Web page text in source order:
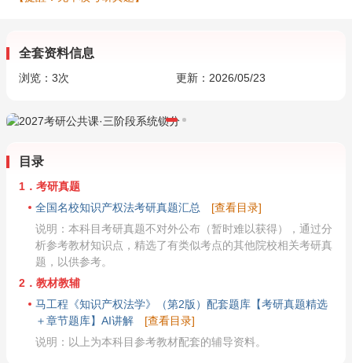
全套资料信息
浏览： 3次 更新：2026/05/23
目录
1．考研真题
全国名校知识产权法考研真题汇总
[查看目录]
说明：本科目考研真题不对外公布（暂时难以获得），通过分
析参考教材知识点，精选了有类似考点的其他院校相关考研真
题，以供参考。
2．教材教辅
马工程《知识产权法学》（第2版）配套题库【考研真题精选
＋章节题库】AI讲解
[查看目录]
说明：以上为本科目参考教材配套的辅导资料。